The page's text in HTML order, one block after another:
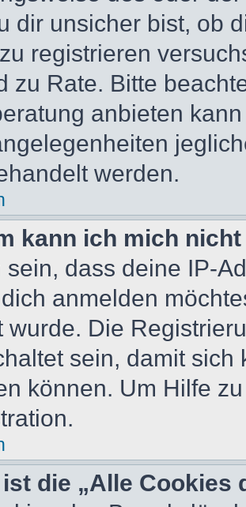
dir unsicher bist, ob
registrieren
zu Rate. Bitte
anbieten
werden.
kann ich mich
sein, dass deine IP-
anmelden
wurde. Die
sein, damit
können. Um Hilfe
ist die „Alle